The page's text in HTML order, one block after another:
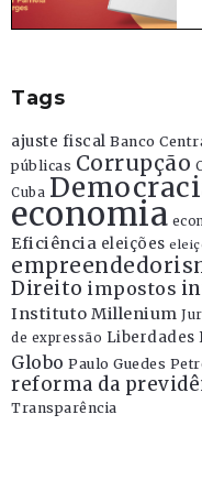
Tags
ajuste fiscal Banco
públicas Corrupção
Cuba
economia
Eficiência eleições
Direito impostos
Instituto Millenium
de expressão Liberdades
Globo Paulo Guedes
reforma da
Transparência